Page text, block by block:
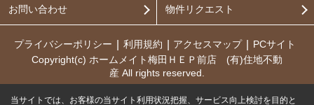
お問い合わせ 物件リクエスト
プライバシーポリシー 利用規約 アクセスマップ
PCサイト
Copyright(c) ホームメイト梅田ＨＥＰ前店 (有)住地不動
産 All rights reserved.
当サイトでは、お客様の当サイト利用状況把握、サービス向上検討を目的と